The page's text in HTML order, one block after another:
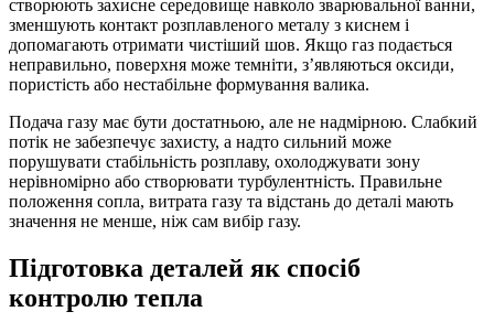
створюють захисне середовище навколо зварювальної ванни,
зменшують контакт розплавленого металу з киснем і
допомагають отримати чистіший шов. Якщо газ подається
неправильно, поверхня може темніти, з’являються оксиди,
пористість або нестабільне формування валика.
Подача газу має бути достатньою, але не надмірною. Слабкий
потік не забезпечує захисту, а надто сильний може
порушувати стабільність розплаву, охолоджувати зону
нерівномірно або створювати турбулентність. Правильне
положення сопла, витрата газу та відстань до деталі мають
значення не менше, ніж сам вибір газу.
Підготовка деталей як спосіб
контролю тепла